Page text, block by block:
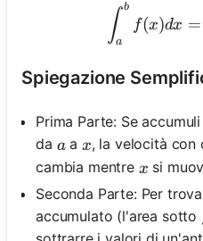
∫a
b
f(x)dx =
Spiegazione
Prima Parte: Se
da a
aa x
x, la velocità con
cambia mentre x
x si
Seconda Parte: Per
accumulato (l'area sotto